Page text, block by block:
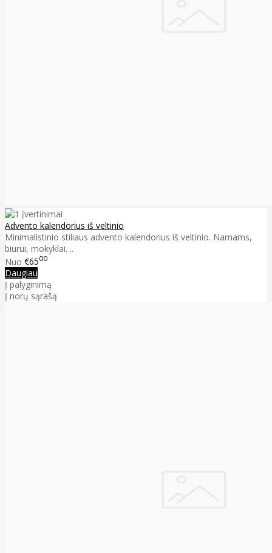
Advento kalendorius iš veltinio
Minimalistinio stiliaus advento kalendorius iš veltinio. Namams,
biurui, mokyklai. ..
Nuo €6500
Daugiau
Į palyginimą
Į norų sąrašą